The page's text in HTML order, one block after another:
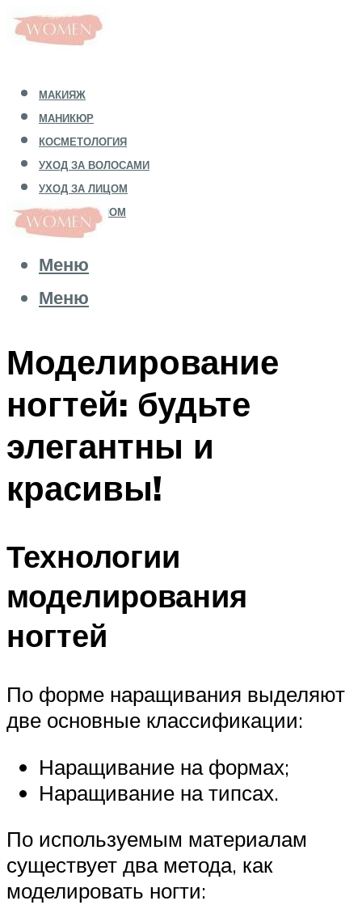
МАКИЯЖ
МАНИКЮР
КОСМЕТОЛОГИЯ
УХОД ЗА ВОЛОСАМИ
УХОД ЗА ЛИЦОМ
УХОД ЗА ТЕЛОМ
Меню
Меню
Моделирование
ногтей: будьте
элегантны и
красивы!
Технологии
моделирования
ногтей
По форме наращивания выделяют
две основные классификации:
Наращивание на формах;
Наращивание на типсах.
По используемым материалам
существует два метода, как
моделировать ногти: